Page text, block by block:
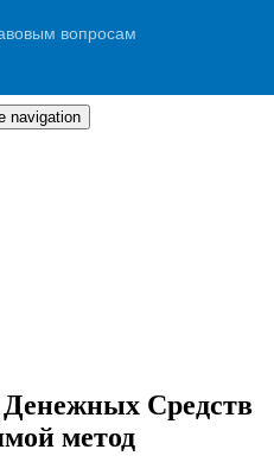
navigation
Средств
метод